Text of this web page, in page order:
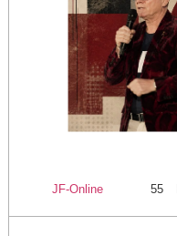
JF-Online 55